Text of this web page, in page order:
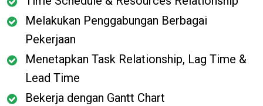
Melakukan Penggabungan Berbagai
Pekerjaan
Menetapkan Task Relationship, Lag Time &
Lead Time
Bekerja dengan Gantt Chart